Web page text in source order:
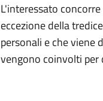
L'interessato
eccezione della
personali e che viene
vengono coinvolti per